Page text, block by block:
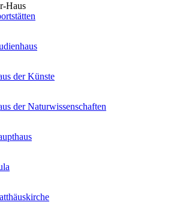
der Künste
der Naturwissenschaften
Haus